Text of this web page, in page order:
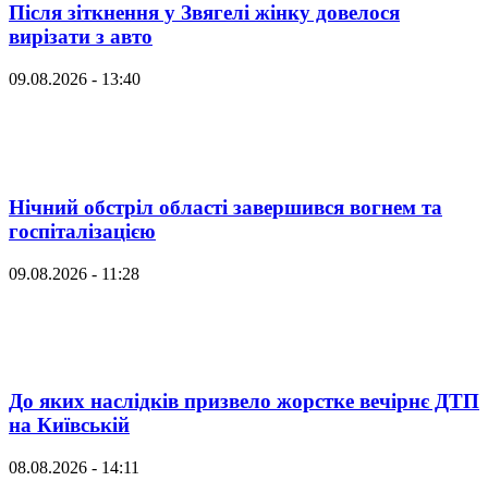
Після зіткнення у Звягелі жінку довелося
вирізати з авто
09.08.2026 - 13:40
Нічний обстріл області завершився вогнем та
госпіталізацією
09.08.2026 - 11:28
До яких наслідків призвело жорстке вечірнє ДТП
на Київській
08.08.2026 - 14:11